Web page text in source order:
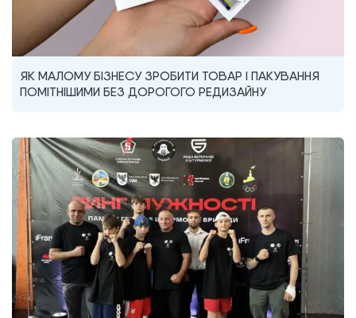
ЯК МАЛОМУ БІЗНЕСУ ЗРОБИТИ ТОВАР І ПАКУВАННЯ
ПОМІТНІШИМИ БЕЗ ДОРОГОГО РЕДИЗАЙНУ